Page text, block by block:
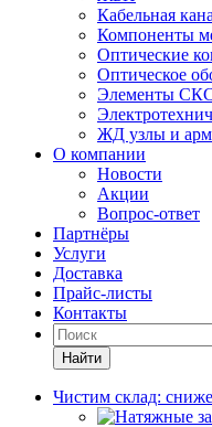
Кабельная
Компоненты
Оптические
Оптическое
Элементы
ЖД узлы и
О компании
Новости
Акции
Вопрос-ответ
Партнёры
Услуги
Доставка
Прайс-листы
Контакты
Найти
Чистим склад: